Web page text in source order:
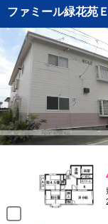
ファミール緑花苑